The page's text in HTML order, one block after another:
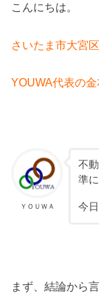
こんにちは。
さいたま市大宮
YOUWA代表の金
ＹＯＵＷＡ
不
準
今
まず、結論から